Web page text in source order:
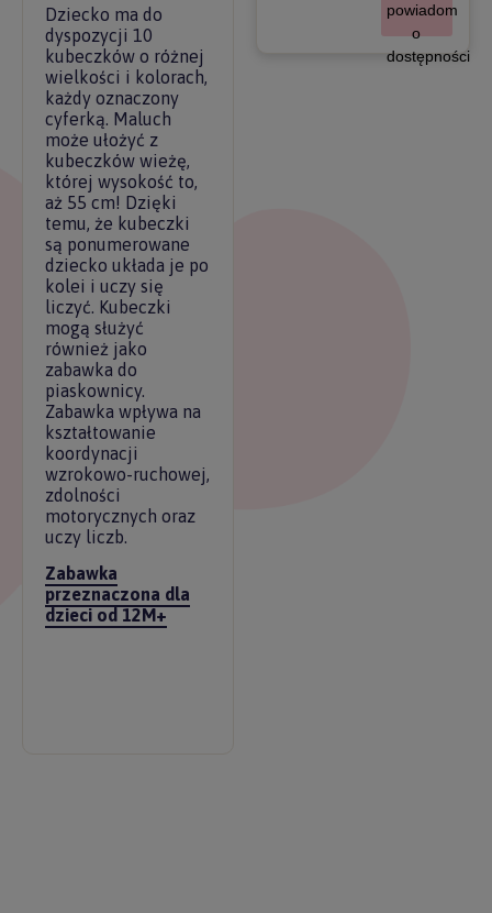
Dziecko ma do
dyspozycji 10
kubeczków o różnej
wielkości i kolorach,
każdy oznaczony
cyferką. Maluch
może ułożyć z
kubeczków wieżę,
której wysokość to,
aż 55 cm! Dzięki
temu, że kubeczki
są ponumerowane
dziecko układa je po
kolei i uczy się
liczyć. Kubeczki
mogą służyć
również jako
zabawka do
piaskownicy.
Zabawka wpływa na
kształtowanie
koordynacji
wzrokowo-ruchowej,
zdolności
motorycznych oraz
uczy liczb.
Zabawka
przeznaczona dla
dzieci od 12M+
powiadom
o
dostępności